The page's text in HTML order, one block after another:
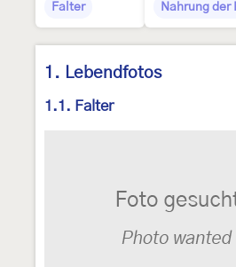
Falter Nahrung der
1. Lebendfotos
1.1. Falter